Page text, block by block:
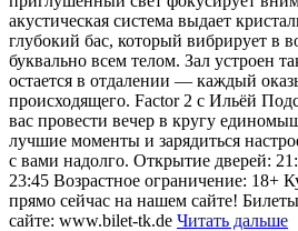
акустическая система выдает
глубокий бас, который вибрирует в
буквально всем телом. Зал устроен
остается в отдалении — каждый
происходящего. Factor 2 с Ильёй
вас провести вечер в кругу
лучшие моменты и зарядиться
с вами надолго. Открытие дверей:
23:45 Возрастное ограничение: 18+
прямо сейчас на нашем сайте!
сайте: www.bilet-tk.de Читать дальше